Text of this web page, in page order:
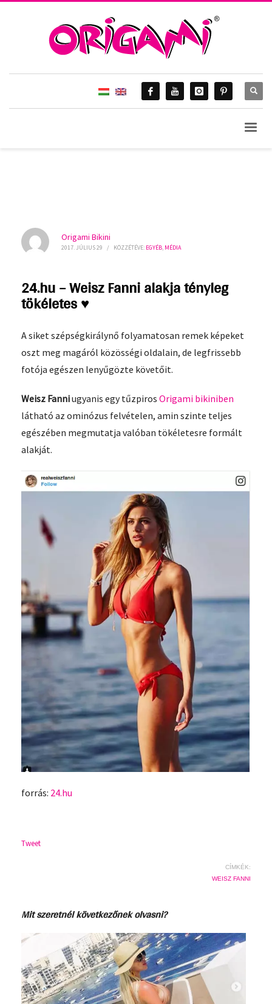
Origami Bikini
2017. JÚLIUS 29 / KÖZZÉTÉVE: EGYÉB, MÉDIA
24.hu – Weisz Fanni alakja tényleg
tökéletes ♥
A siket szépségkirálynő folyamatosan remek képeket
oszt meg magáról közösségi oldalain, de legfrissebb
fotója egészen lenyűgözte követőit.
Weisz Fanniugyanis egy tűzpiros Origami bikiniben
látható az ominózus felvételen, amin szinte teljes
egészében megmutatja valóban tökéletesre formált
alakját.
forrás: 24.hu
Tweet
CÍMKÉK:
WEISZ FANNI
Mit szeretnél következőnek olvasni?